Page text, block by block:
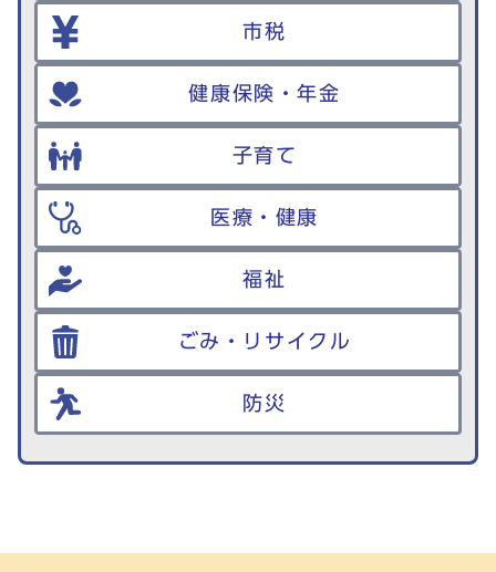
市税
健康保険・年金
子育て
医療・健康
福祉
ごみ・リサイクル
防災